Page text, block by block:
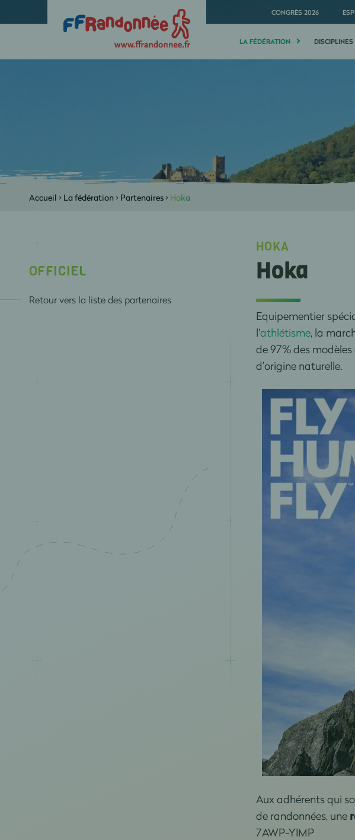
CONGRÈS 2026
LA FÉDÉRATION DISCIPLINES
Accueil > La fédération> Partenaires> Hoka
OFFICIEL
Retour vers la liste des partenaires
HOKA
Hoka
Equipementier
l'athlétisme, la
de 97% des
d’origine naturelle.
Aux adhérents qui
de randonnées, une
7AWP-YIMP